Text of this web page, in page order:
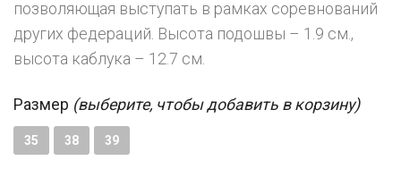
позволяющая выступать в рамках соревнований
других федераций. Высота подошвы – 1.9 см.,
высота каблука – 12.7 см.
Размер (выберите, чтобы добавить в корзину)
35 38 39